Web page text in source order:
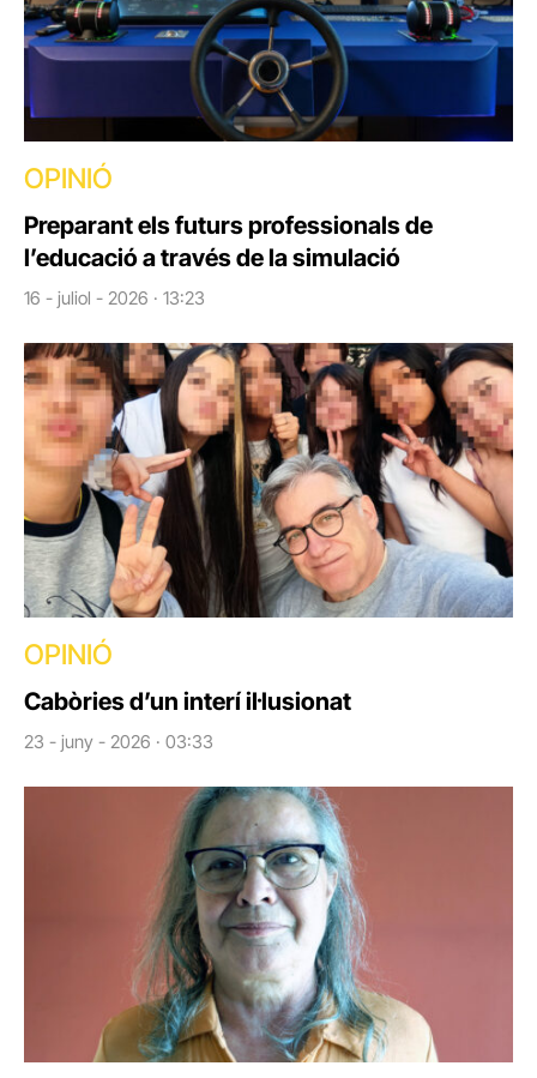
OPINIÓ
Preparant els futurs professionals de
l’educació a través de la simulació
16 - juliol - 2026 · 13:23
OPINIÓ
Cabòries d’un interí il·lusionat
23 - juny - 2026 · 03:33